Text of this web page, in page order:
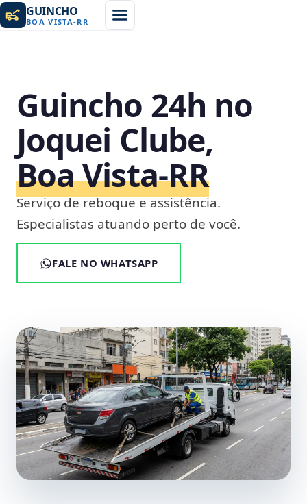
GUINCHO
BOA VISTA-RR
Guincho 24h no
Joquei Clube,
Boa Vista‑RR
Serviço de reboque e assistência.
Especialistas atuando perto de você.
FALE NO WHATSAPP